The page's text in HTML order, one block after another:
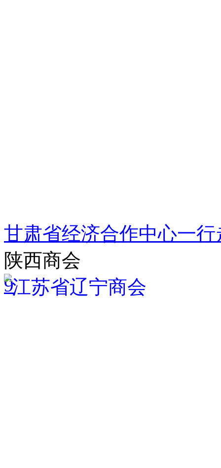
甘肃省经济合作中心一
陕西商会
9